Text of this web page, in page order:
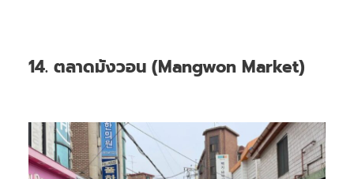
14. ตลาดมังวอน (Mangwon Market)